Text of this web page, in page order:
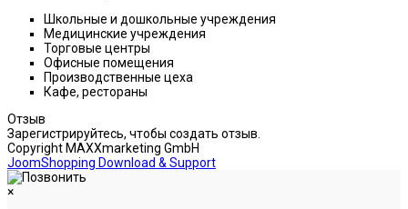
Школьные и дошкольные учреждения
Медицинские учреждения
Торговые центры
Офисные помещения
Производственные цеха
Кафе, рестораны
Отзыв
Зарегистрируйтесь, чтобы создать отзыв.
Copyright MAXXmarketing GmbH
JoomShopping Download & Support
×